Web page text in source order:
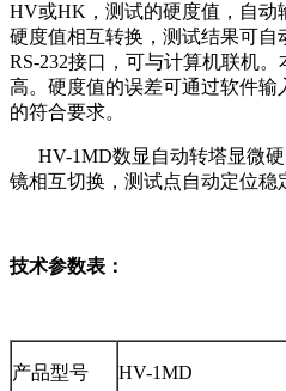
HV或HK，测试的硬度值，自动
硬度值相互转换，测试结果可
RS-232接口，可与计算机联机
高。硬度值的误差可通过软件
的符合要求。
HV-1MD数显自动转塔显微硬
镜相互切换，测试点自动定位稳
技术参数表：
产品型号 HV-1MD